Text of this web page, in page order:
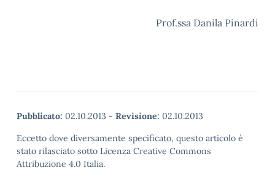
Prof.ssa Danila Pinardi
Pubblicato: 02.10.2013 - Revisione: 02.10.2013
Eccetto dove diversamente specificato, questo articolo è
stato rilasciato sotto Licenza Creative Commons
Attribuzione 4.0 Italia.